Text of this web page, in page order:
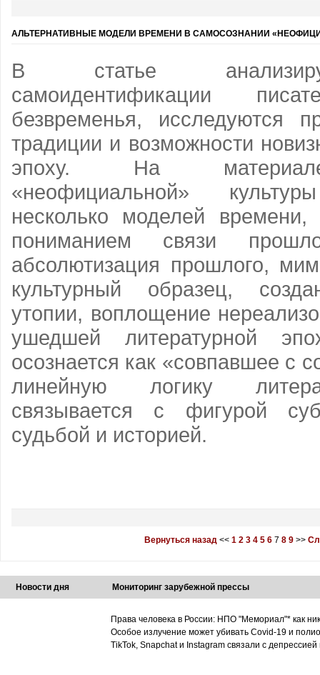
АЛЬТЕРНАТИВНЫЕ МОДЕЛИ ВРЕМЕНИ В САМОСОЗНАНИИ
В статье
самоидентификации
безвременья, исследуются
традиции и возможности
эпоху. На материале
«неофициальной»
несколько моделей
пониманием связи
абсолютизация прошлого,
культурный образец,
утопии, воплощение
ушедшей литературной
осознается как «совпавшее с
линейную логику
связывается с фигурой
судьбой и историей.
Вернуться назад << 1 2 3 4 5 6 7 8 9 >>
Новости дня Мониторинг зарубежной прессы
Права человека в России: НПО "Мемориал"* как
Особое излучение может убивать Covid-19 и
TikTok, Snapchat и Instagram связали с